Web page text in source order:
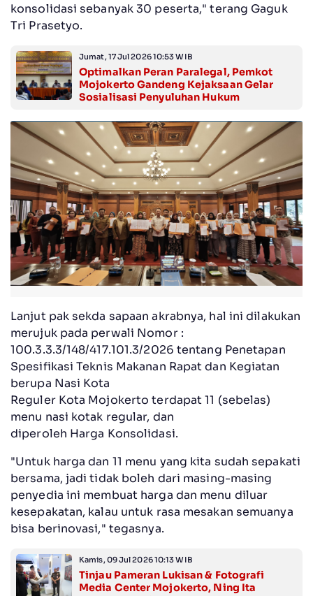
konsolidasi sebanyak 30 peserta," terang Gaguk
Tri Prasetyo.
Jumat, 17 Jul 2026 10:53 WIB
Optimalkan Peran Paralegal, Pemkot
Mojokerto Gandeng Kejaksaan Gelar
Sosialisasi Penyuluhan Hukum
Lanjut pak sekda sapaan akrabnya, hal ini dilakukan
merujuk pada perwali Nomor :
100.3.3.3/148/417.101.3/2026 tentang Penetapan
Spesifikasi Teknis Makanan Rapat dan Kegiatan
berupa Nasi Kota
Reguler Kota Mojokerto terdapat 11 (sebelas)
menu nasi kotak regular, dan
diperoleh Harga Konsolidasi.
"Untuk harga dan 11 menu yang kita sudah sepakati
bersama, jadi tidak boleh dari masing-masing
penyedia ini membuat harga dan menu diluar
kesepakatan, kalau untuk rasa mesakan semuanya
bisa berinovasi," tegasnya.
Kamis, 09 Jul 2026 10:13 WIB
Tinjau Pameran Lukisan & Fotografi
Media Center Mojokerto, Ning Ita